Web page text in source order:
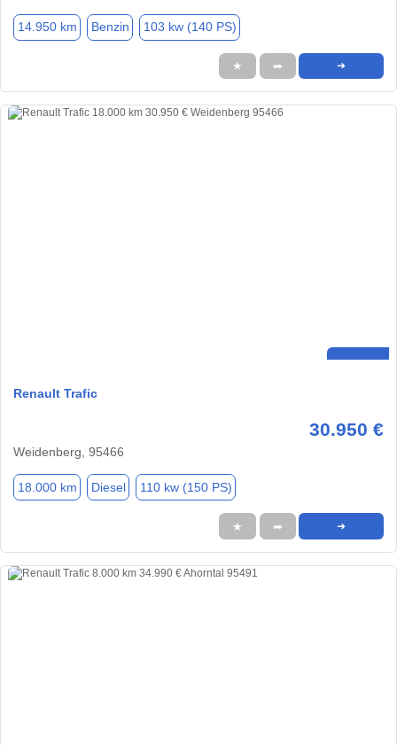
14.950 km Benzin 103 kw (140 PS)
★ ➦ ➜
Renault Trafic
30.950 €
Weidenberg, 95466
18.000 km Diesel 110 kw (150 PS)
★ ➦ ➜